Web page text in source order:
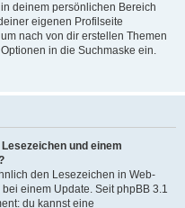
deinem persönlichen Bereich
eigenen Profilseite
nach von dir erstellen Themen
in die Suchmaske ein.
und einem
den Lesezeichen in Web-
einem Update. Seit phpBB 3.1
du kannst eine